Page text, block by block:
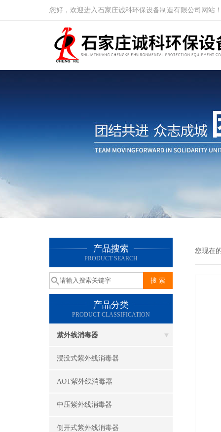
您好，欢迎进入石家庄诚科环保设备制造有限公司网站
产品搜索
PRODUCT SEARCH
产品分类
PRODUCT CLASSIFICATION
紫外线消毒器
浸没式紫外线消毒器
AOT紫外线消毒器
中压紫外线消毒器
侧开式紫外线消毒器
您现在